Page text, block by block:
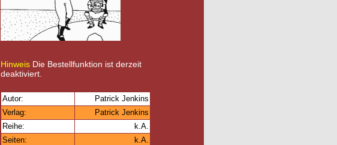
Hinweis Die Bestellfunktion ist derzeit
deaktiviert.
Autor:
Patrick Jenkins
Verlag:
Patrick Jenkins
Reihe:
k.A.
Seiten:
k.A.